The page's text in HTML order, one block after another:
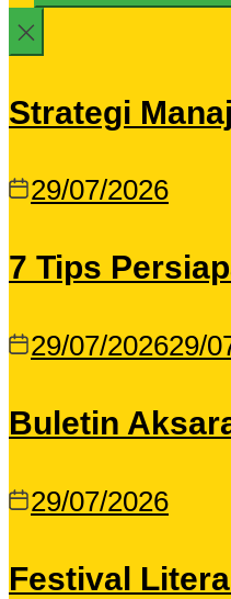
Strategi
29/07/2026
7 Tips
29/07/202629/
Buletin
29/07/2026
Festival